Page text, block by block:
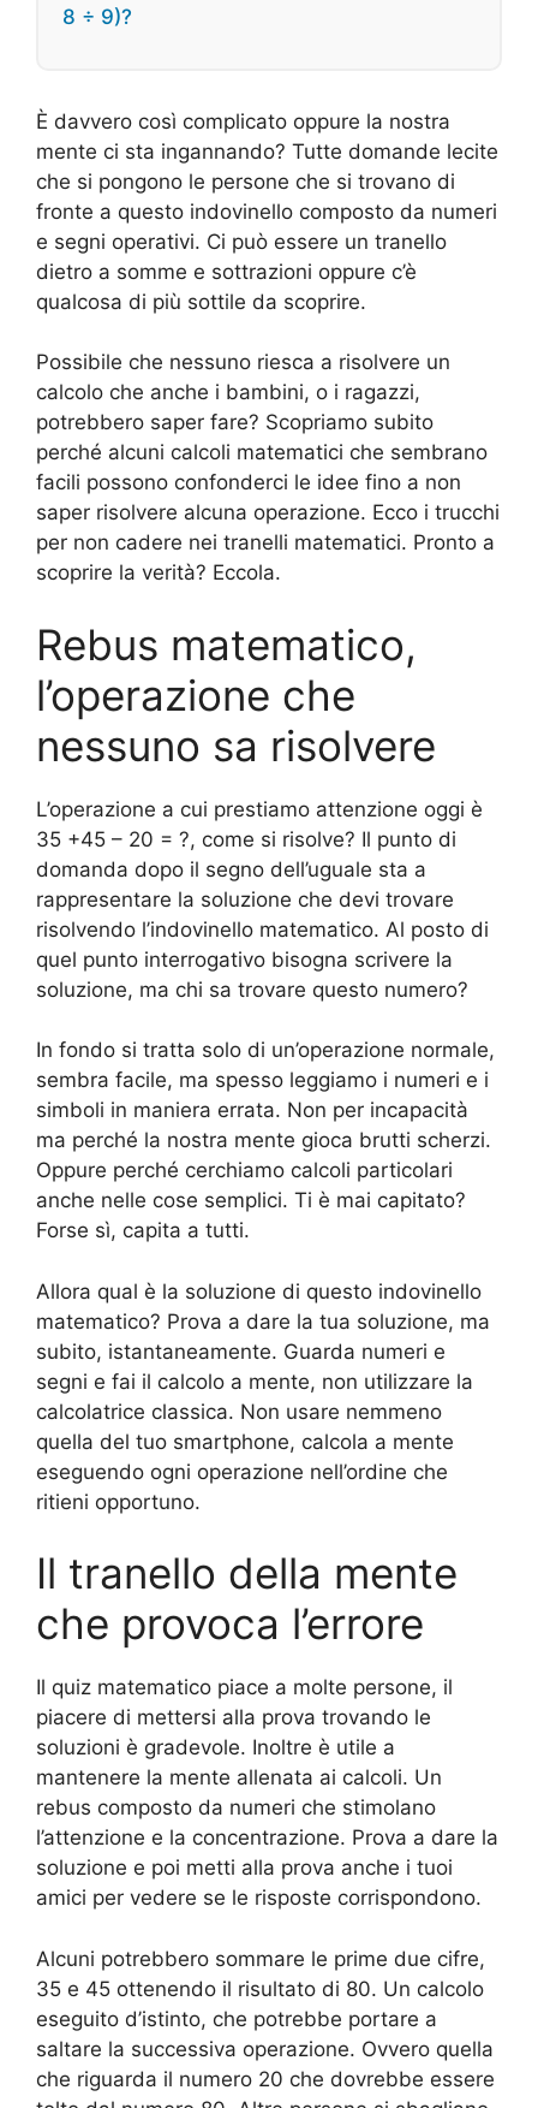
8 ÷ 9)?
È davvero così complicato oppure la nostra
mente ci sta ingannando? Tutte domande lecite
che si pongono le persone che si trovano di
fronte a questo indovinello composto da numeri
e segni operativi. Ci può essere un tranello
dietro a somme e sottrazioni oppure c’è
qualcosa di più sottile da scoprire.
Possibile che nessuno riesca a risolvere un
calcolo che anche i bambini, o i ragazzi,
potrebbero saper fare? Scopriamo subito
perché alcuni calcoli matematici che sembrano
facili possono confonderci le idee fino a non
saper risolvere alcuna operazione. Ecco i trucchi
per non cadere nei tranelli matematici. Pronto a
scoprire la verità? Eccola.
Rebus matematico,
l’operazione che
nessuno sa risolvere
L’operazione a cui prestiamo attenzione oggi è
35 +45 – 20 = ?, come si risolve? Il punto di
domanda dopo il segno dell’uguale sta a
rappresentare la soluzione che devi trovare
risolvendo l’indovinello matematico. Al posto di
quel punto interrogativo bisogna scrivere la
soluzione, ma chi sa trovare questo numero?
In fondo si tratta solo di un’operazione normale,
sembra facile, ma spesso leggiamo i numeri e i
simboli in maniera errata. Non per incapacità
ma perché la nostra mente gioca brutti scherzi.
Oppure perché cerchiamo calcoli particolari
anche nelle cose semplici. Ti è mai capitato?
Forse sì, capita a tutti.
Allora qual è la soluzione di questo indovinello
matematico? Prova a dare la tua soluzione, ma
subito, istantaneamente. Guarda numeri e
segni e fai il calcolo a mente, non utilizzare la
calcolatrice classica. Non usare nemmeno
quella del tuo smartphone, calcola a mente
eseguendo ogni operazione nell’ordine che
ritieni opportuno.
Il tranello della mente
che provoca l’errore
Il quiz matematico piace a molte persone, il
piacere di mettersi alla prova trovando le
soluzioni è gradevole. Inoltre è utile a
mantenere la mente allenata ai calcoli. Un
rebus composto da numeri che stimolano
l’attenzione e la concentrazione. Prova a dare la
soluzione e poi metti alla prova anche i tuoi
amici per vedere se le risposte corrispondono.
Alcuni potrebbero sommare le prime due cifre,
35 e 45 ottenendo il risultato di 80. Un calcolo
eseguito d’istinto, che potrebbe portare a
saltare la successiva operazione. Ovvero quella
che riguarda il numero 20 che dovrebbe essere